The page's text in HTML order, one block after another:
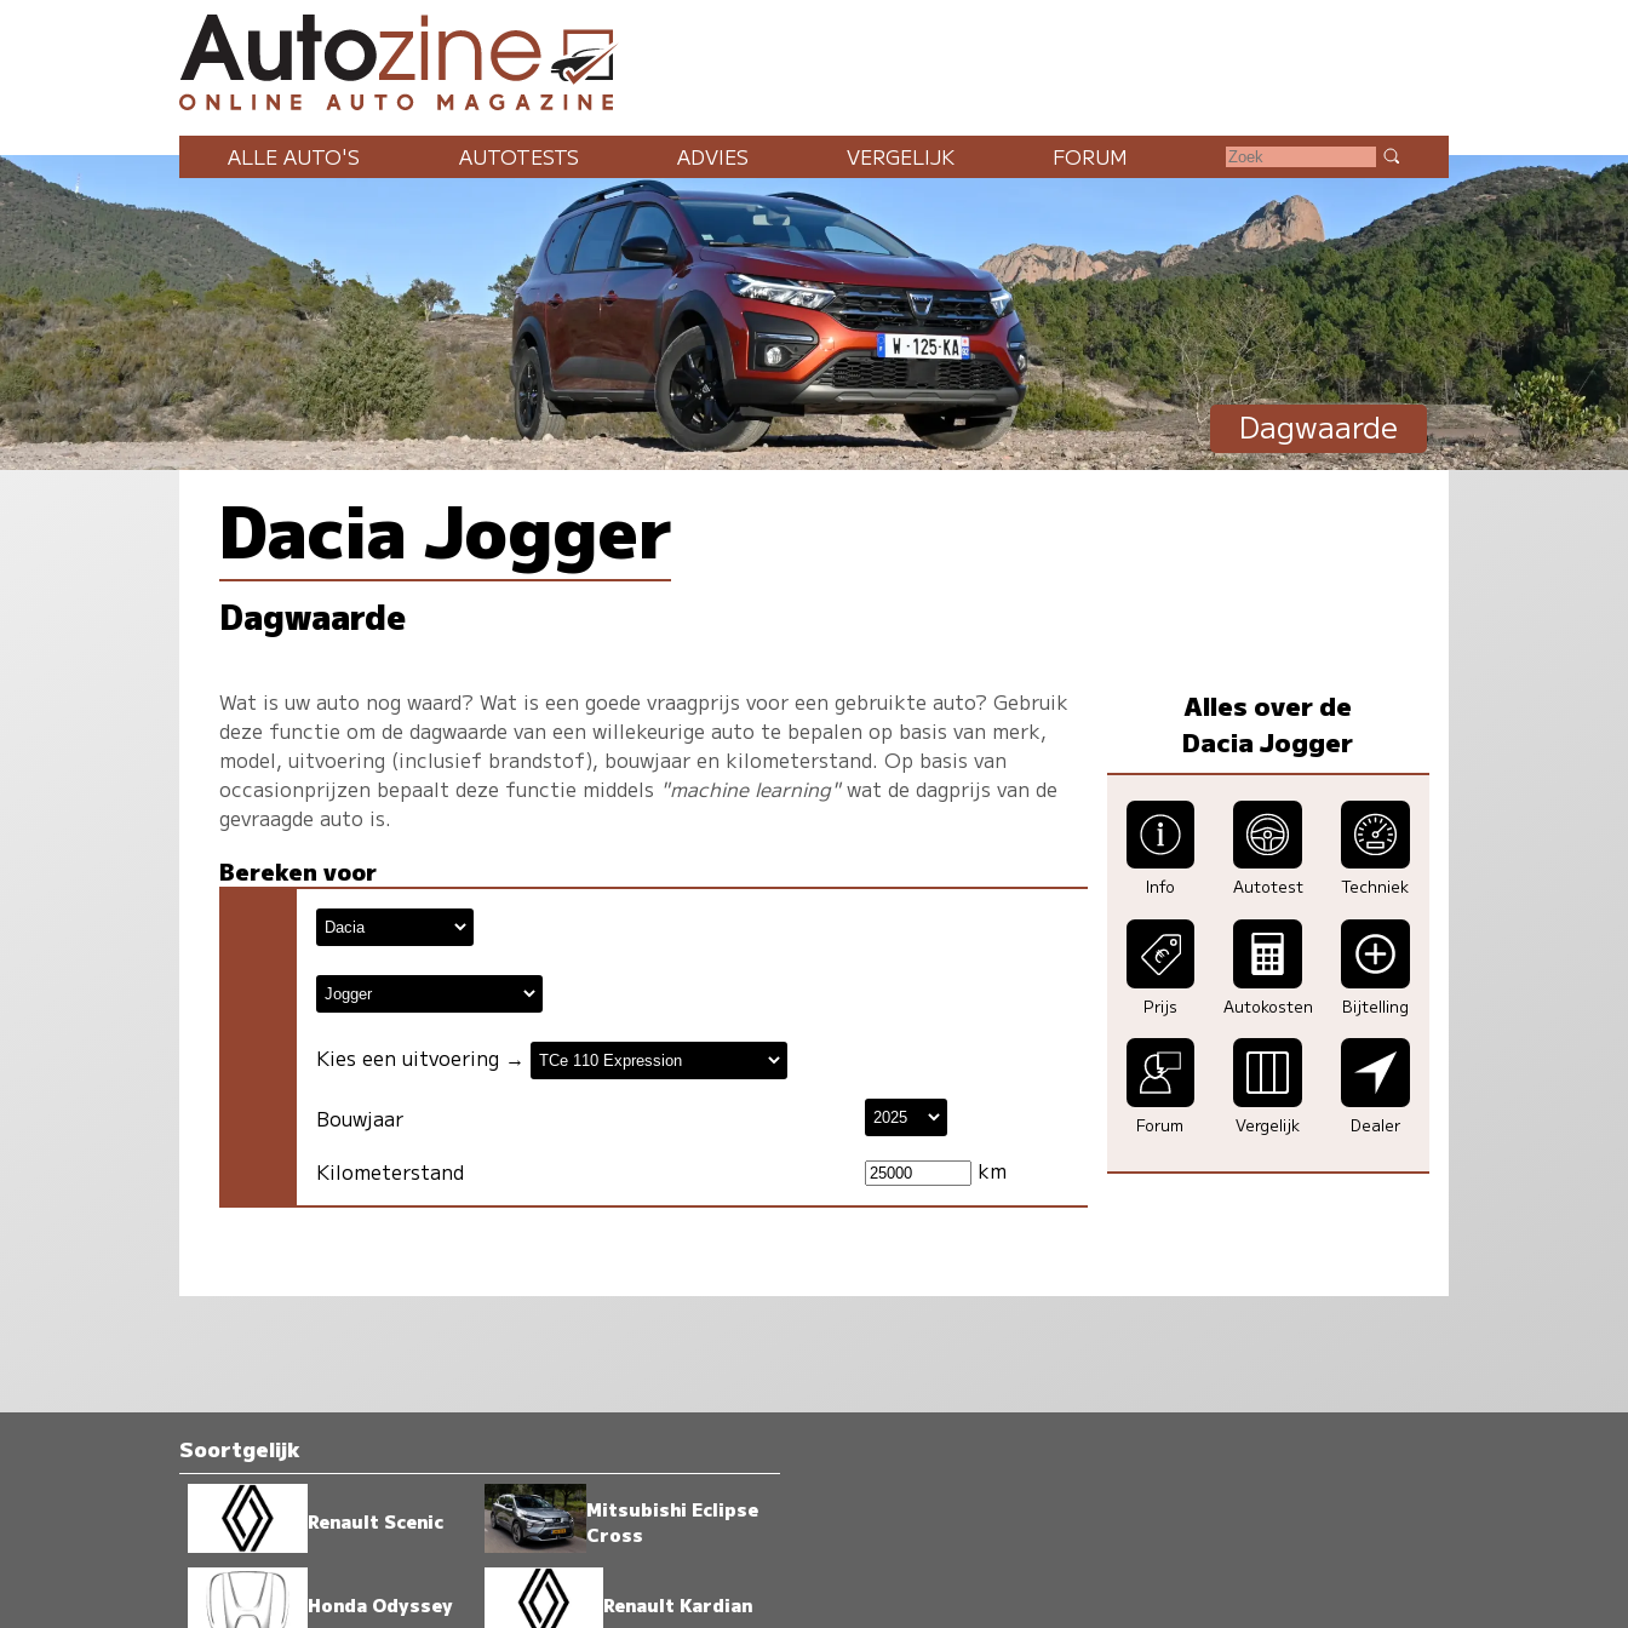
ALLE AUTO'S AUTOTESTS ADVIES VERGELIJK FORUM
Dagwaarde
Dacia Jogger
Dagwaarde
Wat is uw auto nog waard? Wat is een goede vraagprijs voor een gebruikte auto? Gebruik
deze functie om de dagwaarde van een willekeurige auto te bepalen op basis van merk,
model, uitvoering (inclusief brandstof), bouwjaar en kilometerstand. Op basis van
occasionprijzen bepaalt deze functie middels "machine learning"wat de dagprijs van de
gevraagde auto is.
Bereken voor
Kies een uitvoering →
Bouwjaar
Kilometerstand
km
Alles over de
Dacia Jogger
Info Autotest Techniek
Prijs Autokosten Bijtelling
Forum Vergelijk Dealer
Soortgelijk
Renault Scenic
Mitsubishi Eclipse
Cross
Honda Odyssey Renault Kardian